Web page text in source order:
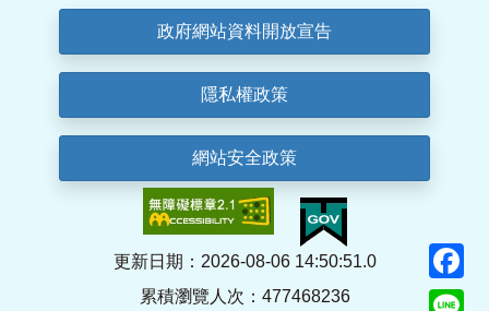
政府網站資料開放宣告
隱私權政策
網站安全政策
更新日期：2026-08-06 14:50:51.0
累積瀏覽人次：477468236